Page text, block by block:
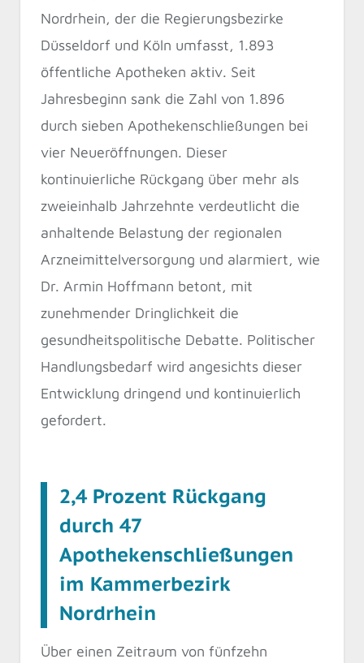
Nordrhein, der die Regierungsbezirke
Düsseldorf und Köln umfasst, 1.893
öffentliche Apotheken aktiv. Seit
Jahresbeginn sank die Zahl von 1.896
durch sieben Apothekenschließungen bei
vier Neueröffnungen. Dieser
kontinuierliche Rückgang über mehr als
zweieinhalb Jahrzehnte verdeutlicht die
anhaltende Belastung der regionalen
Arzneimittelversorgung und alarmiert, wie
Dr. Armin Hoffmann betont, mit
zunehmender Dringlichkeit die
gesundheitspolitische Debatte. Politischer
Handlungsbedarf wird angesichts dieser
Entwicklung dringend und kontinuierlich
gefordert.
2,4 Prozent Rückgang
durch 47
Apothekenschließungen
im Kammerbezirk
Nordrhein
Über einen Zeitraum von fünfzehn